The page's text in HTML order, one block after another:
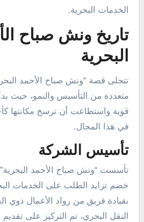
الخدمات البحرية.
تاريخ ونش صباح
البحرية
تتجلى قصة “ونش صباح الأحمد
متعددة من التأسيس والنمو، حيث
قوية واستطاعت أن ترسخ مكانتها
في هذا المجال.
تأسيس الشركة
خضم تزايد الطلب على الخدمات
بقيادة فريق من رواد الأعمال ذوي
النقل البحري، تم التركيز على